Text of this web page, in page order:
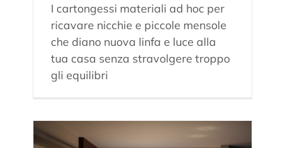
I cartongessi materiali ad hoc per
ricavare nicchie e piccole mensole
che diano nuova linfa e luce alla
tua casa senza stravolgere troppo
gli equilibri